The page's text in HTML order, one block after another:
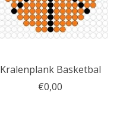
Kralenplank Basketbal
€0,00